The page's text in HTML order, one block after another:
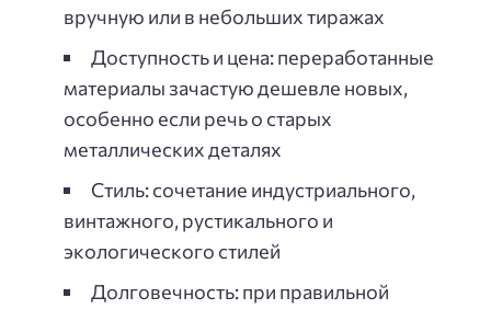
вручную или в небольших тиражах
Доступность и цена: переработанные
материалы зачастую дешевле новых,
особенно если речь о старых
металлических деталях
Стиль: сочетание индустриального,
винтажного, рустикального и
экологического стилей
Долговечность: при правильной